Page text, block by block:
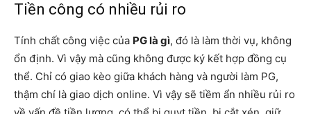
Tiền công có nhiều rủi ro
Tính chất công việc của PG là gì, đó là làm thời vụ, không
ổn định. Vì vậy mà cũng không được ký kết hợp đồng cụ
thể. Chỉ có giao kèo giữa khách hàng và người làm PG,
thậm chí là giao dịch online. Vì vậy sẽ tiềm ẩn nhiều rủi ro